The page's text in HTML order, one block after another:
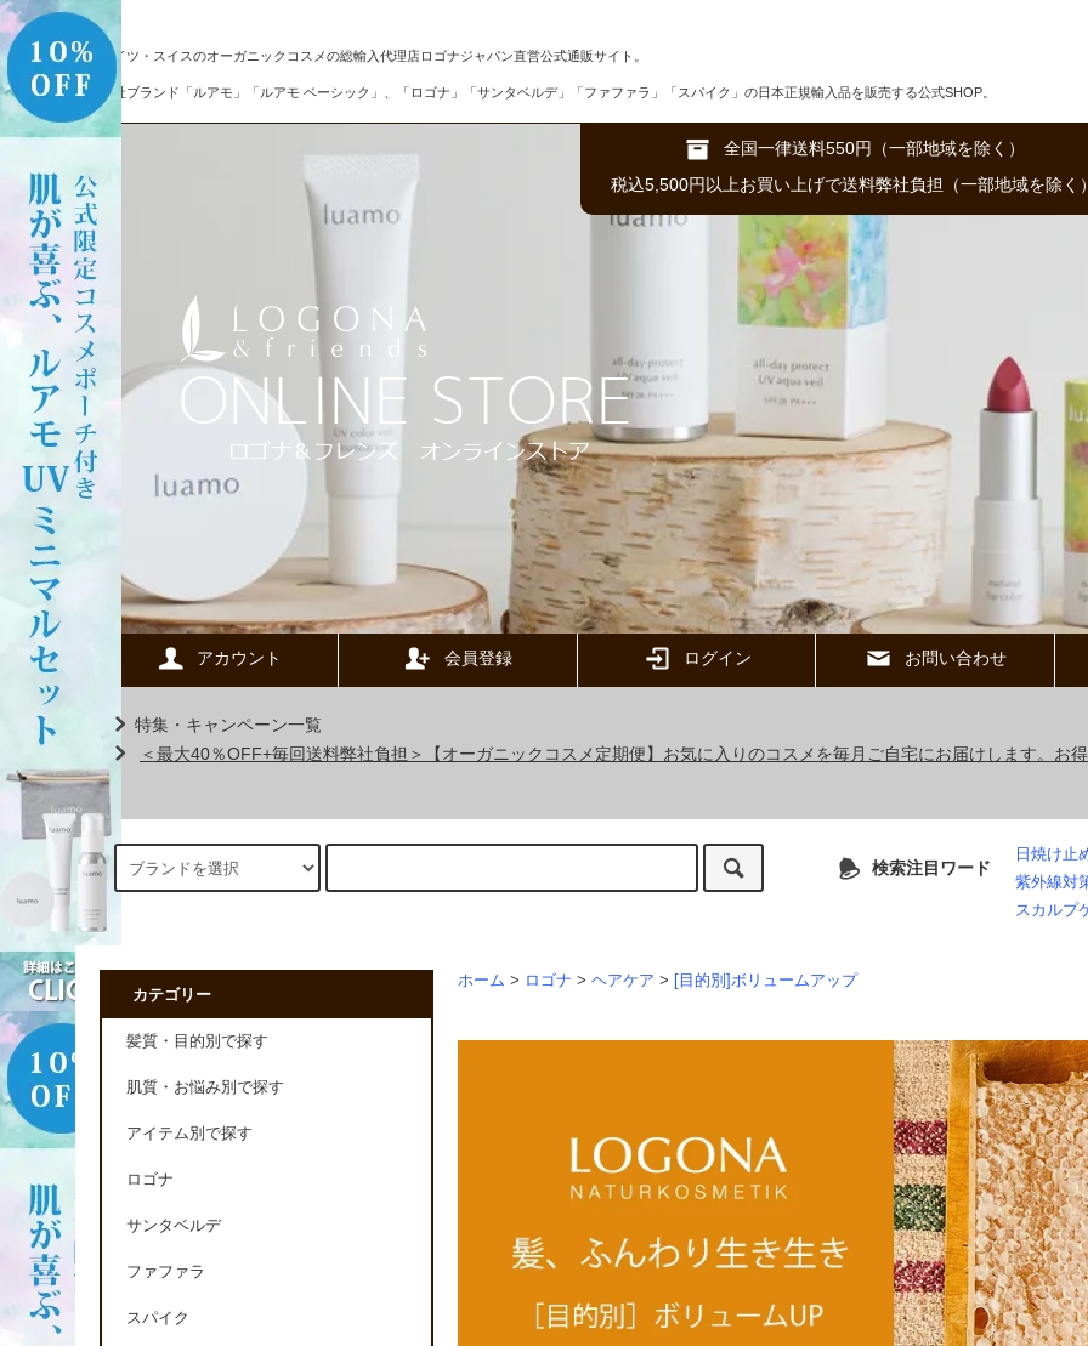
ドイツ・スイスのオーガニックコスメの総輸入代理店ロゴナジャパン直営公式通販サイト。
自社ブランド「ルアモ」「ルアモ ベーシック」、「ロゴナ」「サンタベルデ」「ファファラ」「スパイク」の日本正規輸入品を販売する公式SHOP。
全国一律送料550円（一部地域を除く）
税込5,500円以上お買い上げで送料弊社負担（一部地域を除く）
アカウント 会員登録 ログイン お問い合わせ
特集・キャンペーン一覧
＜最大40％OFF+毎回送料弊社負担＞【オーガニックコスメ定期便】お気に入りのコスメを毎月ご自宅にお届けします。お
検索注目ワード
日焼け止
紫外線対
スカルプ
ホーム > ロゴナ > ヘアケア > [目的別]ボリュームアップ
カテゴリー
髪質・目的別で探す
肌質・お悩み別で探す
アイテム別で探す
ロゴナ
サンタベルデ
ファファラ
スパイク